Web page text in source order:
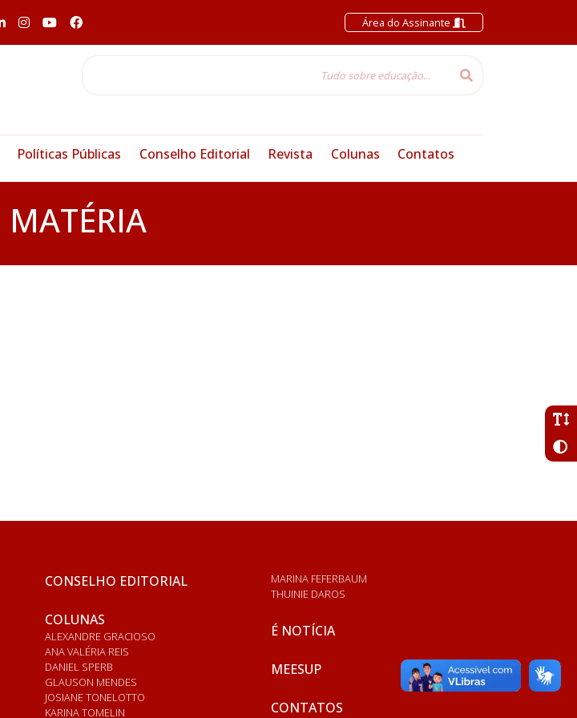
Área do Assinante
Políticas Públicas Conselho Editorial Revista Colunas Contatos
MATÉRIA
CONSELHO EDITORIAL
COLUNAS
ALEXANDRE GRACIOSO
ANA VALÉRIA REIS
DANIEL SPERB
GLAUSON MENDES
JOSIANE TONELOTTO
KARINA TOMELIN
MARINA FEFERBAUM
THUINIE DAROS
É NOTÍCIA
MEESUP
CONTATOS